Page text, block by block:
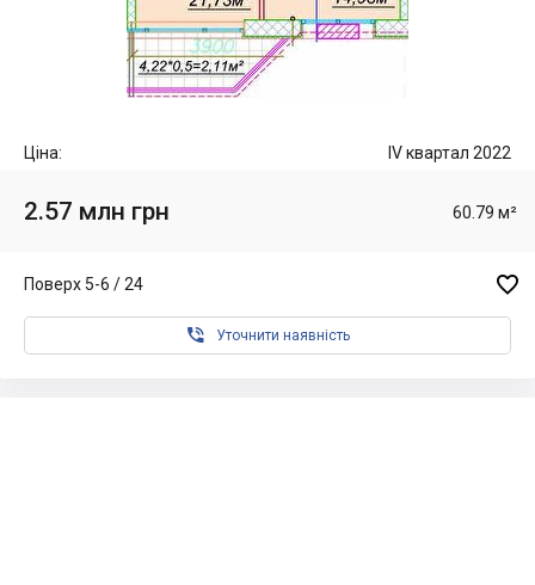
Ціна: IV квартал 2022
2.57 млн грн 60.79 м²
Поверх 5-6 / 24 
 Уточнити наявність